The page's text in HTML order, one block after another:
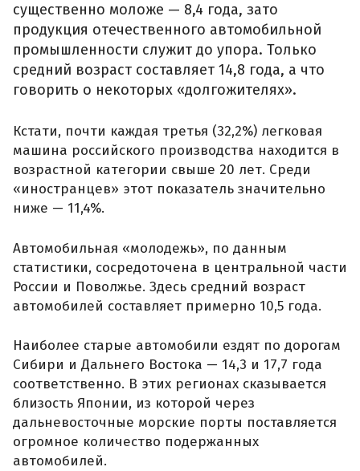
существенно моложе — 8,4 года, зато
продукция отечественного автомобильной
промышленности служит до упора. Только
средний возраст составляет 14,8 года, а что
говорить о некоторых «долгожителях».
Кстати, почти каждая третья (32,2%) легковая
машина российского производства находится в
возрастной категории свыше 20 лет. Среди
«иностранцев» этот показатель значительно
ниже — 11,4%.
Автомобильная «молодежь», по данным
статистики, сосредоточена в центральной части
России и Поволжье. Здесь средний возраст
автомобилей составляет примерно 10,5 года.
Наиболее старые автомобили ездят по дорогам
Сибири и Дальнего Востока — 14,3 и 17,7 года
соответственно. В этих регионах сказывается
близость Японии, из которой через
дальневосточные морские порты поставляется
огромное количество подержанных
автомобилей.